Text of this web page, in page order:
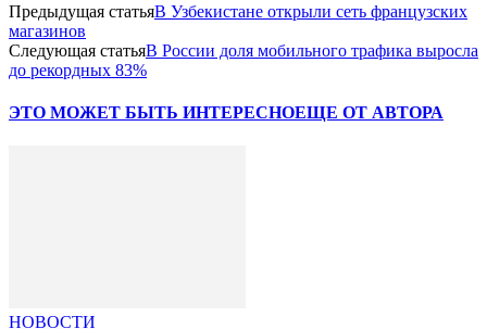
Предыдущая статьяВ Узбекистане открыли сеть французских
магазинов
Следующая статьяВ России доля мобильного трафика выросла
до рекордных 83%
ЭТО МОЖЕТ БЫТЬ ИНТЕРЕСНОЕЩЕ ОТ АВТОРА
НОВОСТИ